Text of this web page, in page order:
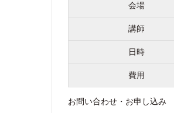
会場
講師
日時
費用
お問い合わせ・お申し込み